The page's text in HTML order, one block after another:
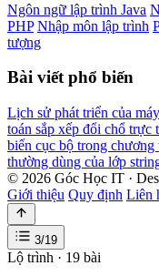
Ngôn ngữ lập trình Java
PHP Nhập môn lập trình
tượng
Bài viết phổ biến
Lịch sử phát triển của
toán sắp xếp đổi chổ trực
biến cục bộ trong chương
thường dùng của lớp
© 2026 Góc Học IT ·
Giới thiệu Quy định Liên
3/19
Lộ trình · 19 bài